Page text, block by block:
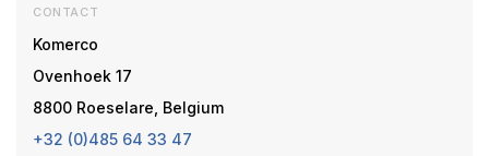
CONTACT
Komerco
Ovenhoek 17
8800 Roeselare, Belgium
+32 (0)485 64 33 47